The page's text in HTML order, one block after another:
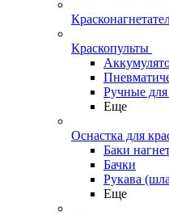
Краскопульты
Ручные
Еще
Оснастка для
Баки
Бачки
Рукава
Еще